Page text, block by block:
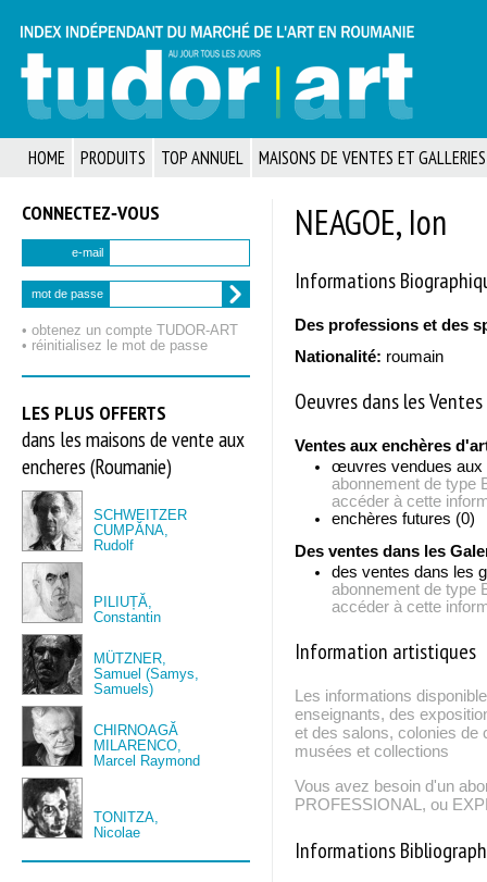
HOME PRODUITS TOP ANNUEL MAISONS DE VENTES ET GALLERIES
CONNECTEZ‑VOUS
e-mail
mot de passe
• obtenez un compte TUDOR‑ART
• réinitialisez le mot de passe
LES PLUS OFFERTS
dans les maisons de vente aux
encheres (Roumanie)
SCHWEITZER
CUMPĂNA,
Rudolf
PILIUȚĂ,
Constantin
MÜTZNER,
Samuel (Samys,
Samuels)
CHIRNOAGĂ
MILARENCO,
Marcel Raymond
TONITZA,
Nicolae
NEAGOE, Ion
Informations
Des professions et des
Nationalité: roumain
Oeuvres dans les
Ventes aux enchères
œuvres vendues
abonnement de type
accéder à cette
enchères futures (0)
Des ventes dans les
des ventes dans les
abonnement de type
accéder à cette
Information artistiques
Les informations
enseignants, des
et des salons, colonies de
musées et collections
Vous avez besoin d'un
PROFESSIONAL, ou
Informations